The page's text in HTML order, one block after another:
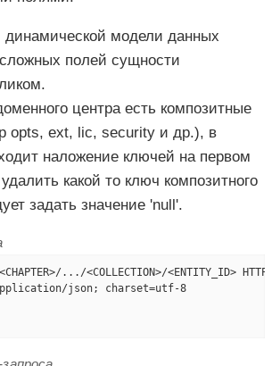
динамической модели данных
полей сущности
центра есть композитные
opts, ext, lic, security и др.), в
наложение ключей на первом
какой то ключ композитного
задать значение 'null'.
.../<COLLECTION>/<ENTITY_ID> HTTP/
json; charset=utf-8